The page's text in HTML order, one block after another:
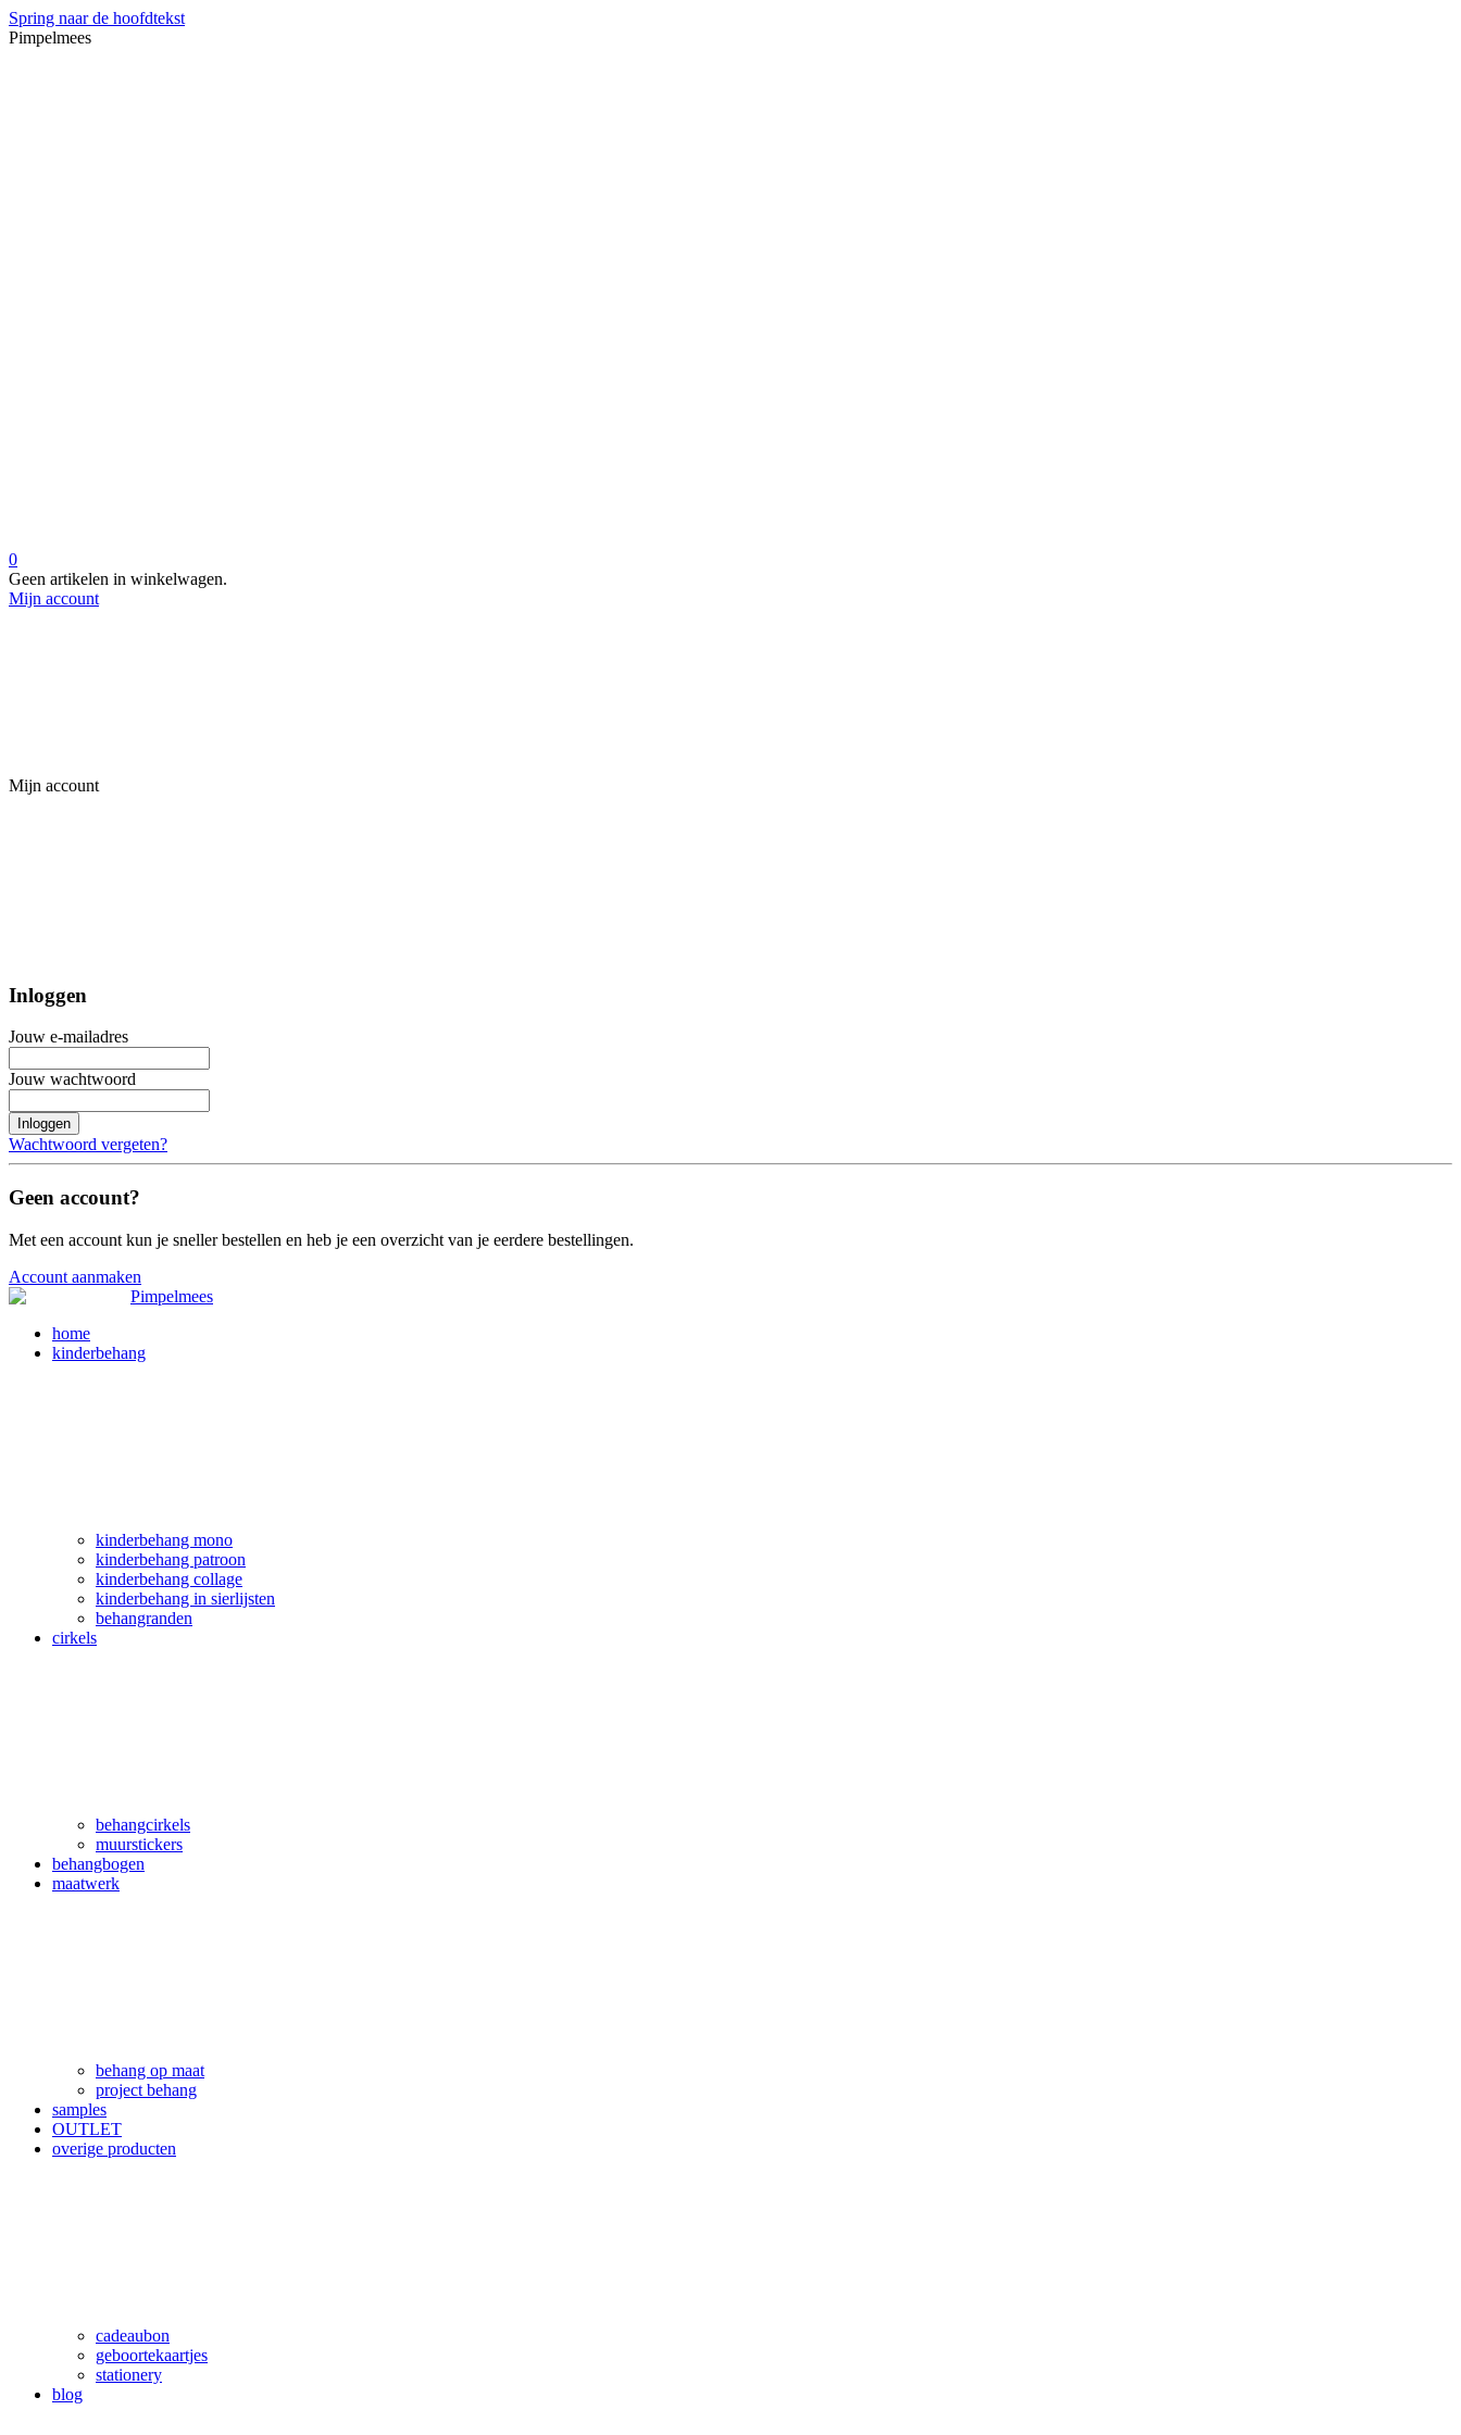
Spring naar de hoofdtekst
Pimpelmees
0
Geen artikelen in winkelwagen.
Mijn account
Mijn account
Inloggen
Jouw e-mailadres
Jouw wachtwoord
Inloggen
Wachtwoord vergeten?
Geen account?
Met een account kun je sneller bestellen en heb je een overzicht van je eerdere bestellingen.
Account aanmaken
home
kinderbehang
kinderbehang mono
kinderbehang patroon
kinderbehang collage
kinderbehang in sierlijsten
behangranden
cirkels
behangcirkels
muurstickers
behangbogen
maatwerk
behang op maat
project behang
samples
OUTLET
overige producten
cadeaubon
geboortekaartjes
stationery
blog